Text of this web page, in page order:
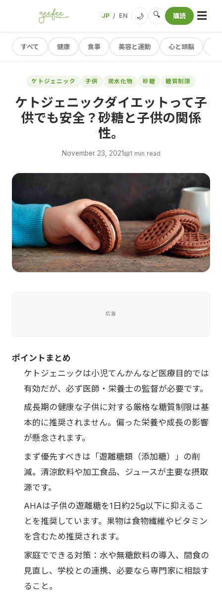
JP / EN 🌙 🔍 購読 ☰
すべて 健康 食事 美容と運動 心と頭脳
ケトジェニック 子供 炭水化物 砂糖 糖質制限
ケトジェニックダイエットって子
供でも安全？砂糖と子供の関係
性。
November 23, 2021📖1 min read
広告
ポイントまとめ
ケトジェニックは小児てんかんなど医療目的では
有効だが、必ず医師・栄養士の監督が必要です。
成長期の健康な子供に対する厳格な糖質制限は基
本的に推奨されません。偏った栄養や成長の影響
が懸念されます。
まず優先すべきは「遊離糖類（添加糖）」の削
減。清涼飲料や加工食品、ジュースが主要な摂取
源です。
AHAは子供の遊離糖を1日約25g以下に抑えるこ
とを推奨しています。果物は食物繊維やビタミン
を含むため推奨されます。
家庭でできる対策：水や無糖飲料の導入、間食の
見直し、学校との連携、必要なら専門家に相談す
ること。